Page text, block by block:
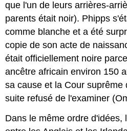
que l'un de leurs arrières-
parents était noir). Phipps
comme blanche et a été
copie de son acte de
était officiellement noire
ancêtre africain environ 150
sa cause et la Cour suprême
suite refusé de l'examiner
Dans le même ordre d'idées,